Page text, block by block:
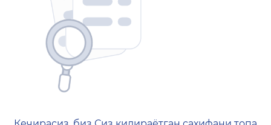
404 — Страница не